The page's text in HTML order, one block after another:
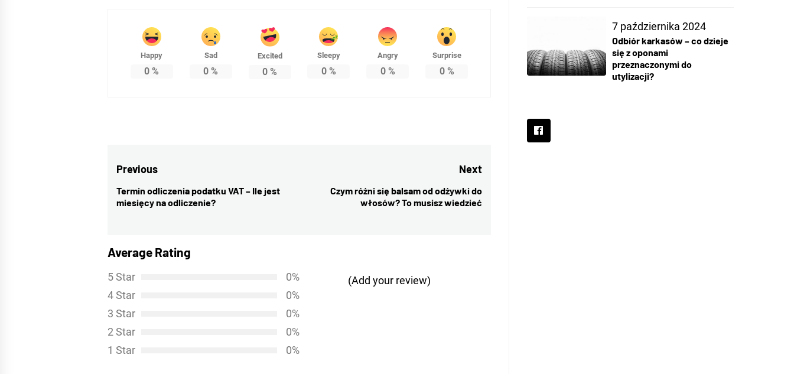
Happy
0 %
Sad
0 %
Excited
0 %
Sleepy
0%
Angry
0%
Surprise
0%
Nawigacja
wpisu
Previous
Previous
post:
Termin odliczenia podatku VAT – Ile jest
miesięcy na odliczenie?
Next
Next
Czym różni się balsam od odżywki do
włosów? To musisz wiedzieć
Average Rating
5 Star
0%
4 Star
0%
3 Star
0%
2 Star
0%
1 Star
0%
(Add your review)
7 października 2024
Odbiór karkasów – co dzieje
się z oponami
przeznaczonymi do
utylizacji?